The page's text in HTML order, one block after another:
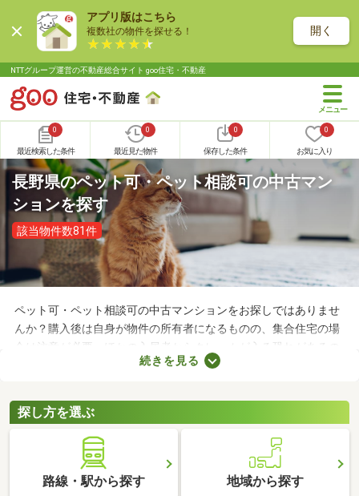
アプリ版はこちら
複数社の物件を探せる！ 開く
NTTグループ運営の不動産総合サイト goo住宅・不動産
0
最近検索した条件
0
最近見た物件
0
保存した条件
0
お気に入り
長野県のペット可・ペット相談可の中古マン
ションを探す
該当物件数81件
ペット可・ペット相談可の中古マンションをお探しではありませ
んか？購入後は自身が物件の所有者になるものの、集合住宅の場
合は注意が必要。ほかの入居者からクレームが入る恐れがあるの
で、大切な家族と引っ越す際は、ペット可の物件を選ぶことが大
するので、ペットと快適に暮らせるお部屋を見つけてください
ね。
続きを見る
探し方を選ぶ
路線・駅から探す 地域から探す